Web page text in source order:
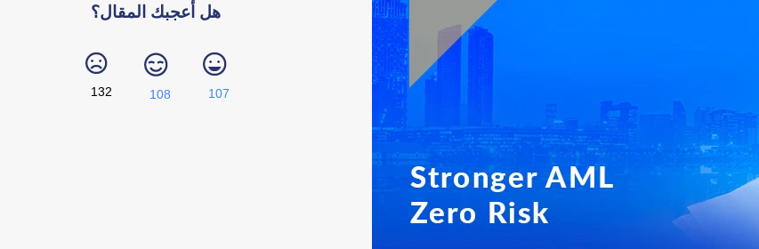
هل أعجبك المقال؟
132 108 107